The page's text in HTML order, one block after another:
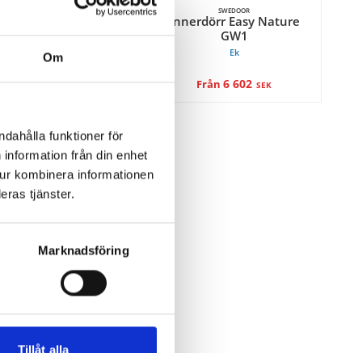
Om
funktioner för
från din enhet
kombinera informationen
tjänster.
Marknadsföring
Tillåt alla
Easy Nature
GW1
Bok
Från6 052SEK
SWEDOOR
Innerdörr Easy Nature
GW1
Ek
Från 6 602 SEK